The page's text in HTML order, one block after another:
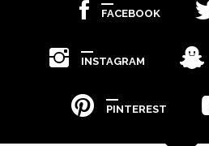
FACEBOOK
INSTAGRAM
PINTEREST